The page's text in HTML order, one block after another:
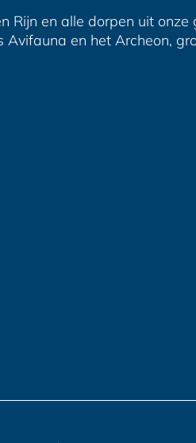
Rijn en alle dorpen uit
en het Archeon,